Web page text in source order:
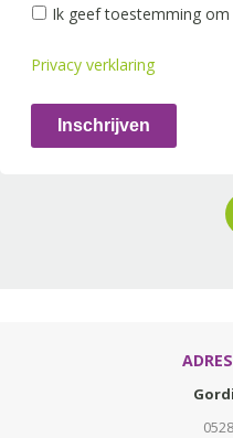
Ik geef toestemming
Privacy verklaring
Inschrijven